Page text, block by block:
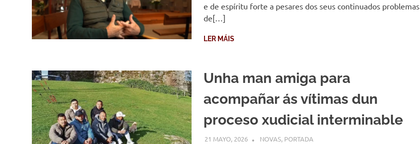
e de espíritu forte a pesares dos seus continuados problemas
de[…]
LER MÁIS
Unha man amiga para
acompañar ás vítimas dun
proceso xudicial interminable
21 MAYO, 2026 COMUNIDADE
NOVAS, PORTADA